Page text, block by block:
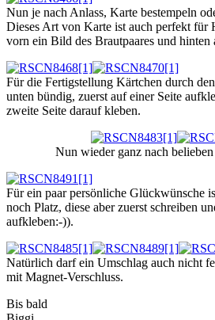
Nun je nach Anlass, Karte bestempeln
Dieses Art von Karte ist auch perfekt für
vorn ein Bild des Brautpaares und
Für die Fertigstellung Kärtchen durch
unten bündig, zuerst auf einer Seite
zweite Seite darauf kleben.
Nun wieder ganz nach
Für ein paar persönliche Glückwünsche
noch Platz, diese aber zuerst schreiben
aufkleben:-)).
Natürlich darf ein Umschlag auch nicht
mit Magnet-Verschluss.
Bis bald